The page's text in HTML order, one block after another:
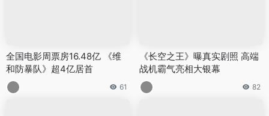
全国电影周票房16.48亿 《维
和防暴队》超4亿居首
61
《长空之王》曝真实剧照 高端
战机霸气亮相大银幕
82